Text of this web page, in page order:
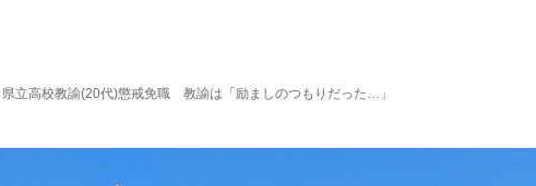
立高校教諭(20代)懲戒免職 教諭は「励ましのつもりだった…」